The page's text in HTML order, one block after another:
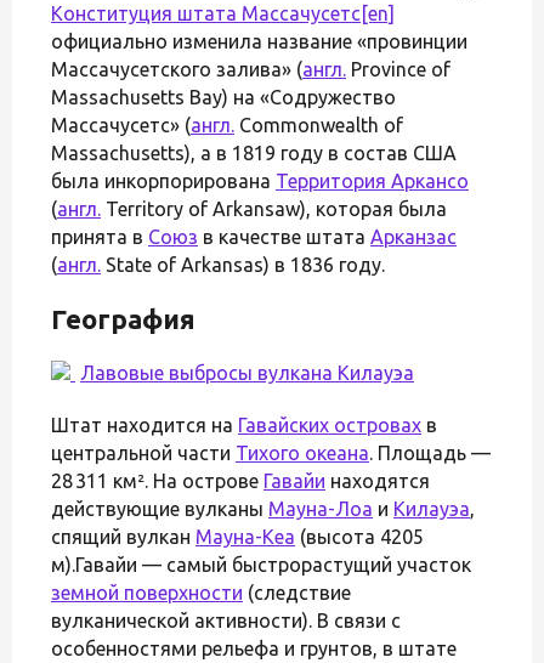
Конституция штата Массачусетс [en]
официально изменила название «провинции
Массачусетского залива» (англ. Province of
Massachusetts Bay) на «Содружество
Массачусетс» (англ. Commonwealth of
Massachusetts), а в 1819 году в состав США
была инкорпорирована Территория Аркансо
(англ. Territory of Arkansaw), которая была
принята в Союз в качестве штата Арканзас
(англ. State of Arkansas) в 1836 году.
География
Лавовые выбросы вулкана Килауэа
Штат находится на Гавайских островах в
центральной части Тихого океана. Площадь —
28 311 км². На острове Гавайи находятся
действующие вулканы Мауна-Лоа и Килауэа,
спящий вулкан Мауна-Кеа (высота 4205
м).Гавайи — самый быстрорастущий участок
земной поверхности (следствие
вулканической активности). В связи с
особенностями рельефа и грунтов, в штате